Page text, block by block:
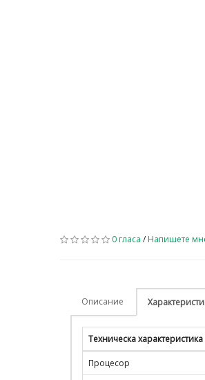
0 гласа /Напишете
Описание
Техническа
Процесор